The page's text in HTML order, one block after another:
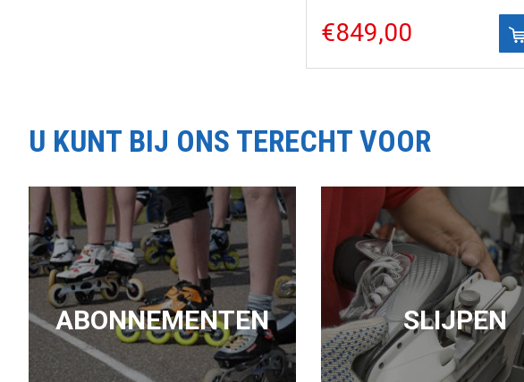
€849,00
U KUNT BIJ ONS TERECHT VOOR
ABONNEMENTEN SLIJPEN